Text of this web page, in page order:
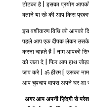
टोटका है | इसका प्रयोग
बताने या रहे की आप किस
इस वशीकरण विधि को आपको
पहले आप एक दीपक लेकर उसके
करना चाहते है | नाम आपको
को जला दे | फिर आप हाथ
जाप करे | ॐ हीरम [ उसका नाम
आप चुपचाप वापस अपने घर आ
अगर आप अपनी ज़िंदगी से